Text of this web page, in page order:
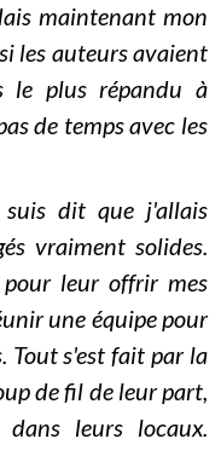
maintenant mon
les auteurs avaient
le plus répandu à
de temps avec les
dit que j'allais
vraiment solides.
leur offrir mes
une équipe pour
Tout s'est fait par la
de fil de leur part,
leurs locaux.